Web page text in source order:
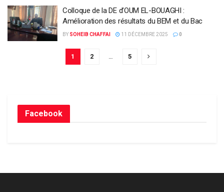
Colloque de la DE d’OUM EL-BOUAGHI :
Amélioration des résultats du BEM et du Bac
BY SOHEIB CHAFFAI 11 DÉCEMBRE 2025 0
1 2 … 5
Facebook